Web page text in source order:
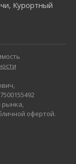
Курортный
рынка,
офертой.